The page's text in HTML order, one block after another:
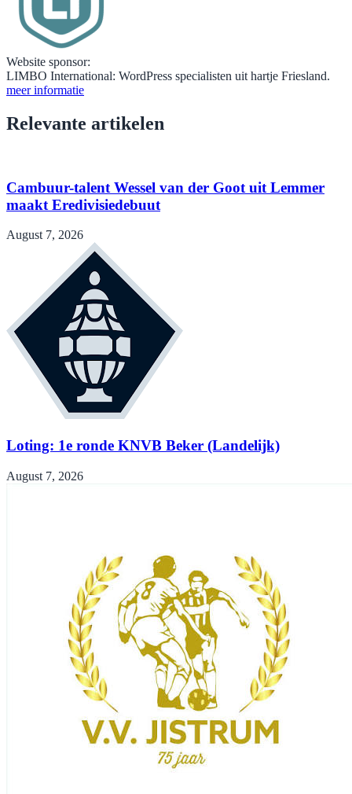
Website sponsor:
LIMBO International: WordPress specialisten uit hartje Friesland.
meer informatie
Relevante artikelen
Cambuur-talent Wessel van der Goot uit Lemmer
maakt Eredivisiedebuut
August 7, 2026
Loting: 1e ronde KNVB Beker (Landelijk)
August 7, 2026